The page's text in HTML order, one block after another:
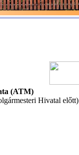
(ATM)
Hivatal előtt)